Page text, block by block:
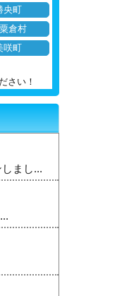
央町
倉村
咲町
さい！
まし...